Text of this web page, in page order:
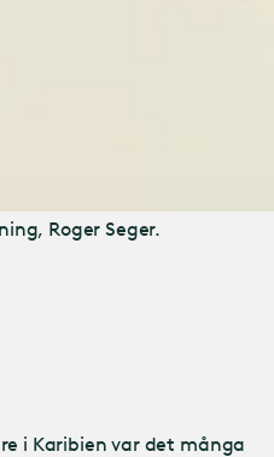
Roger Seger.
i Karibien var det många